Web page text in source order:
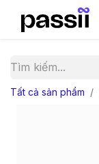
Tất cả sản phẩm